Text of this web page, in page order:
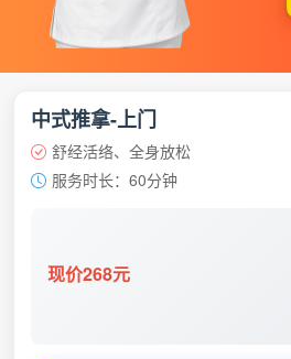
中式推拿-上门
舒经活络、全身放松
服务时长：60分钟
现价268元